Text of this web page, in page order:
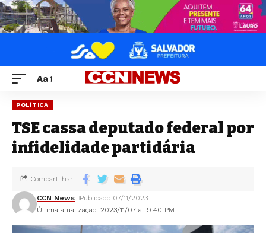
Aa
POLÍTICA
TSE cassa deputado federal por
infidelidade partidária
Última atualização: 2023/11/07 at 9:40 PM
CCN News Publicado 07/11/2023
Compartilhar